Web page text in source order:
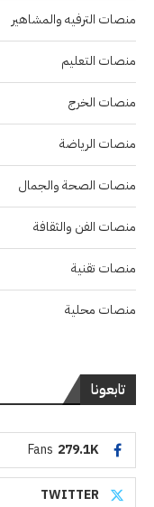
منصات الترفيه والمشاهير
منصات التعليم
منصات الخرج
منصات الرياضة
منصات الصحة والجمال
منصات الفن والثقافة
منصات تقنية
منصات محلية
تابعونا
279.1K
Fans
TWITTER